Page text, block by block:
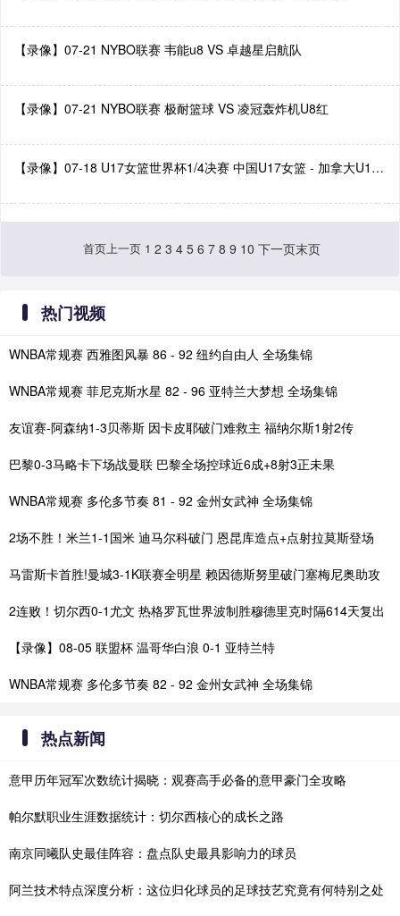
【录像】07-21 NYBO联赛 韦能u8 VS 卓越星启航队
【录像】07-21 NYBO联赛 极耐篮球 VS 凌冠轰炸机U8红
【录像】07-18 U17女篮世界杯1/4决赛 中国U17女篮 - 加拿大U17女篮 录像-直播吧
首页上一页 1 2 3 4 5 6 7 8 9 10 下一页末页
热门视频
WNBA常规赛 西雅图风暴 86 - 92 纽约自由人 全场集锦
WNBA常规赛 菲尼克斯水星 82 - 96 亚特兰大梦想 全场集锦
友谊赛-阿森纳1-3贝蒂斯 因卡皮耶破门难救主 福纳尔斯1射2传
巴黎0-3马略卡下场战曼联 巴黎全场控球近6成+8射3正未果
WNBA常规赛 多伦多节奏 81 - 92 金州女武神 全场集锦
2场不胜！米兰1-1国米 迪马尔科破门 恩昆库造点+点射拉莫斯登场
马雷斯卡首胜!曼城3-1K联赛全明星 赖因德斯努里破门塞梅尼奥助攻
2连败！切尔西0-1尤文 热格罗瓦世界波制胜穆德里克时隔614天复出
【录像】08-05 联盟杯 温哥华白浪 0-1 亚特兰特
WNBA常规赛 多伦多节奏 82 - 92 金州女武神 全场集锦
热点新闻
意甲历年冠军次数统计揭晓：观赛高手必备的意甲豪门全攻略
帕尔默职业生涯数据统计：切尔西核心的成长之路
南京同曦队史最佳阵容：盘点队史最具影响力的球员
阿兰技术特点深度分析：这位归化球员的足球技艺究竟有何特别之处